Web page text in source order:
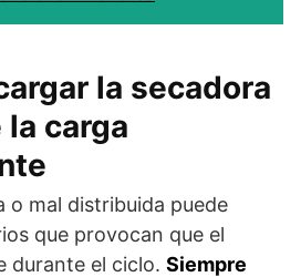
la secadora
carga
o mal distribuida puede
que provocan que el
durante el ciclo. Siempre